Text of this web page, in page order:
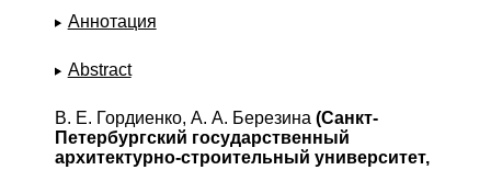
Аннотация
Abstract
В. Е. Гордиенко, А. А. Березина (Санкт-
Петербургский государственный
архитектурно-строительный университет,